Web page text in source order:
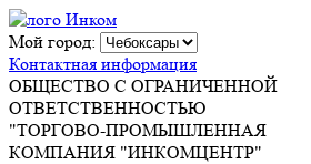
Мой город:
Контактная информация
ОБЩЕСТВО С ОГРАНИЧЕННОЙ
ОТВЕТСТВЕННОСТЬЮ
"ТОРГОВО-ПРОМЫШЛЕННАЯ
КОМПАНИЯ "ИНКОМЦЕНТР"